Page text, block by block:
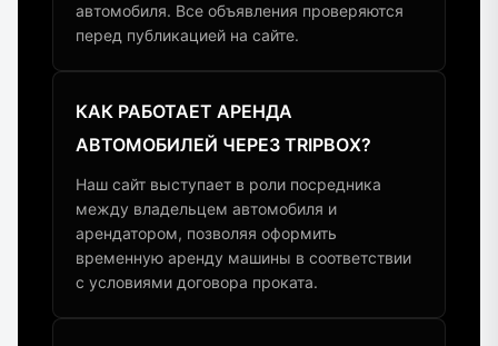
автомобиля. Все объявления проверяются
перед публикацией на сайте.
КАК РАБОТАЕТ АРЕНДА
АВТОМОБИЛЕЙ ЧЕРЕЗ TRIPBOX?
Наш сайт выступает в роли посредника
между владельцем автомобиля и
арендатором, позволяя оформить
временную аренду машины в соответствии
с условиями договора проката.